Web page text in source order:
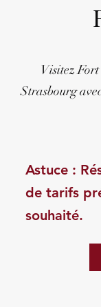
Visitez
Strasbourg
Astuce :
de tarifs
souhaité.